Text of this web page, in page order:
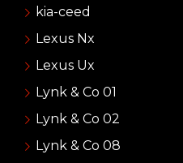
kia-ceed
Lexus Nx
Lexus Ux
Lynk & Co 01
Lynk & Co 02
Lynk & Co 08